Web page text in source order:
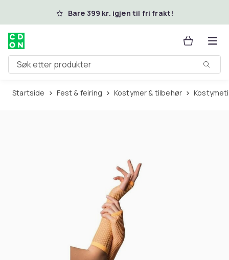
Hopp til hovedinnholdBare 399 kr. igjen til fri frakt!
Søk etter produkter
Startside Fest & feiring Kostymer & tilbehør